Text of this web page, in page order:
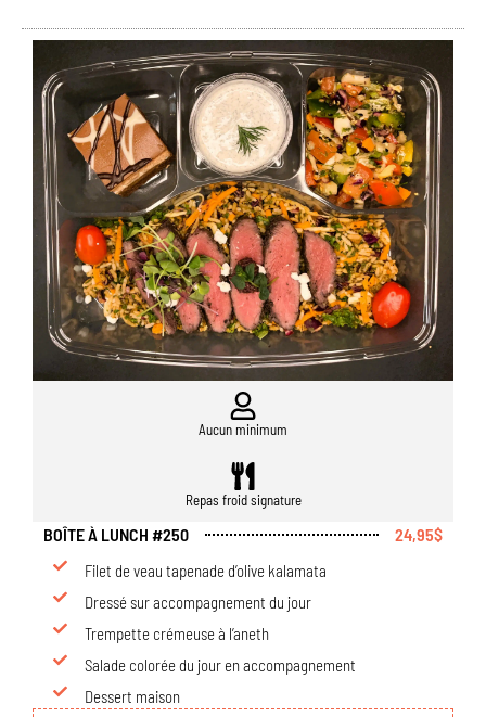
Aucun minimum
Repas froid signature
BOÎTE À LUNCH #250 24,95$
Filet de veau tapenade d’olive kalamata
Dressé sur accompagnement du jour
Trempette crémeuse à l’aneth
Salade colorée du jour en accompagnement
Dessert maison